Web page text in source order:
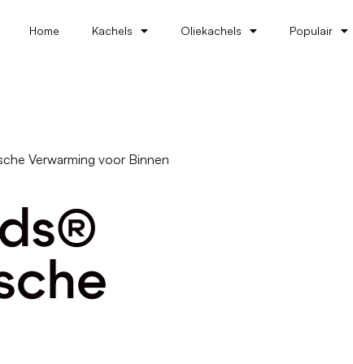
Home Kachels Oliekachels Populair
Verwarming voor Binnen